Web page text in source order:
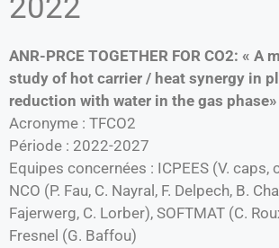
2022
ANR-PRCE TOGETHER FOR CO2: « A
study of hot carrier / heat synergy in
reduction with water in the gas phase»
Acronyme : TFCO2
Période : 2022-2027
Equipes concernées : ICPEES (V. caps,
NCO (P. Fau, C. Nayral, F. Delpech, B.
Fajerwerg, C. Lorber), SOFTMAT (C.
Fresnel (G. Baffou)